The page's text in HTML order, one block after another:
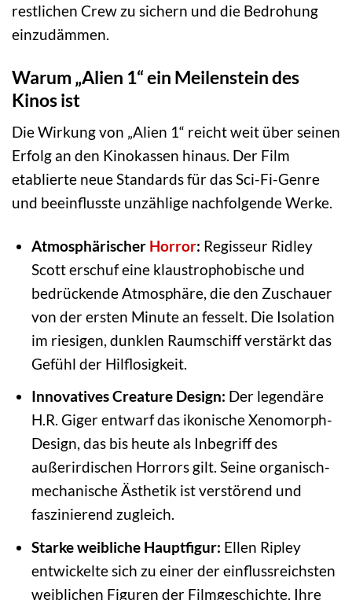
restlichen Crew zu sichern und die Bedrohung
einzudämmen.
Warum „Alien 1“ ein Meilenstein des
Kinos ist
Die Wirkung von „Alien 1“ reicht weit über seinen
Erfolg an den Kinokassen hinaus. Der Film
etablierte neue Standards für das Sci-Fi-Genre
und beeinflusste unzählige nachfolgende Werke.
Atmosphärischer Horror: Regisseur Ridley
Scott erschuf eine klaustrophobische und
bedrückende Atmosphäre, die den Zuschauer
von der ersten Minute an fesselt. Die Isolation
im riesigen, dunklen Raumschiff verstärkt das
Gefühl der Hilflosigkeit.
Innovatives Creature Design: Der legendäre
H.R. Giger entwarf das ikonische Xenomorph-
Design, das bis heute als Inbegriff des
außerirdischen Horrors gilt. Seine organisch-
mechanische Ästhetik ist verstörend und
faszinierend zugleich.
Starke weibliche Hauptfigur: Ellen Ripley
entwickelte sich zu einer der einflussreichsten
weiblichen Figuren der Filmgeschichte. Ihre